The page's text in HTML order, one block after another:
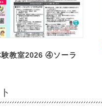
教室2026 ④ソーラ